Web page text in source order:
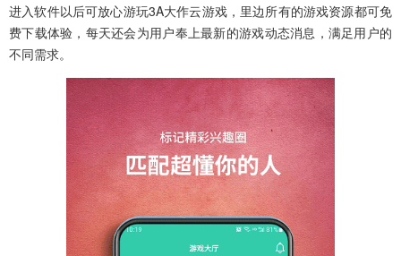
进入软件以后可放心游玩3A大作云游戏，里边所有的游戏资源都可免
费下载体验，每天还会为用户奉上最新的游戏动态消息，满足用户的
不同需求。